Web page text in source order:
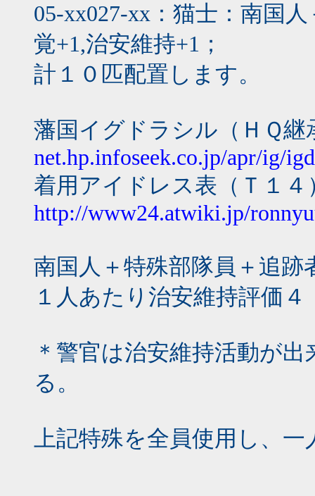
05-xx027-xx：猫士：南国
覚+1,治安維持+1；
計１０匹配置します。
藩国イグドラシル（ＨＱ継
net.hp.infoseek.co.jp/apr/ig/
着用アイドレス表（Ｔ１４
http://www24.atwiki.jp/
南国人＋特殊部隊員＋追跡
１人あたり治安維持評価
＊警官は治安維持活動が
る。
上記特殊を全員使用し、